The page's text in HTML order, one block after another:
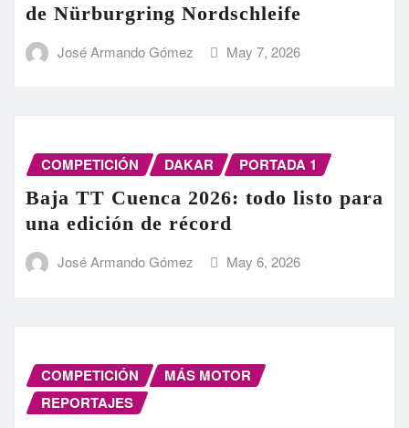
de Nürburgring Nordschleife
José Armando Gómez May 7, 2026
COMPETICIÓN DAKAR PORTADA 1
Baja TT Cuenca 2026: todo listo para
una edición de récord
José Armando Gómez May 6, 2026
COMPETICIÓN
MÁS MOTOR
REPORTAJES